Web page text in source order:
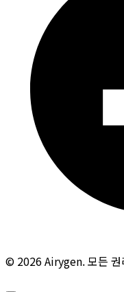
© 2026 Airygen. 모든 권